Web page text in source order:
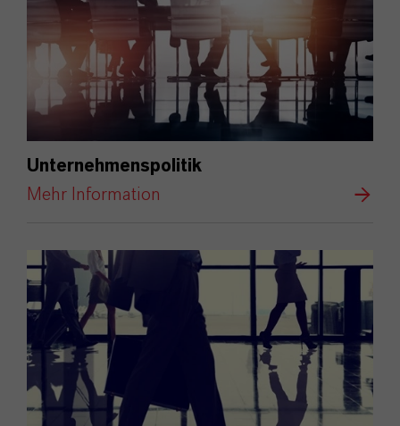
Unternehmenspolitik
Mehr Information